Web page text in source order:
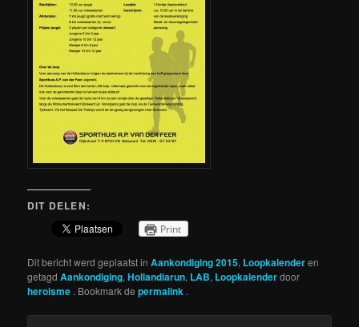
DIT DELEN:
Print
Dit bericht werd geplaatst inAankondiging 2015, Loopkalenderen
getagdAankondiging,Hollandiarun, LAB, Loopkalenderdoor
heroisme . Bookmark depermalink .